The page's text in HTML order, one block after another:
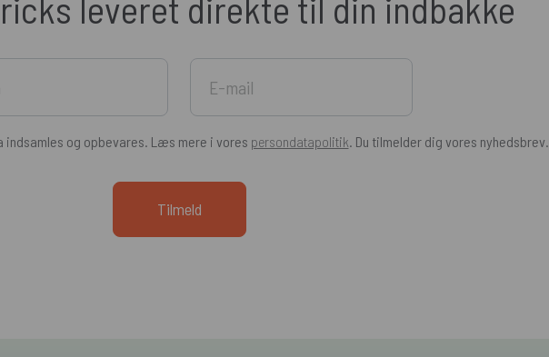
og opbevares. Læs mere i vores persondatapolitik. Du tilmelder dig vores nyhedsbrev.